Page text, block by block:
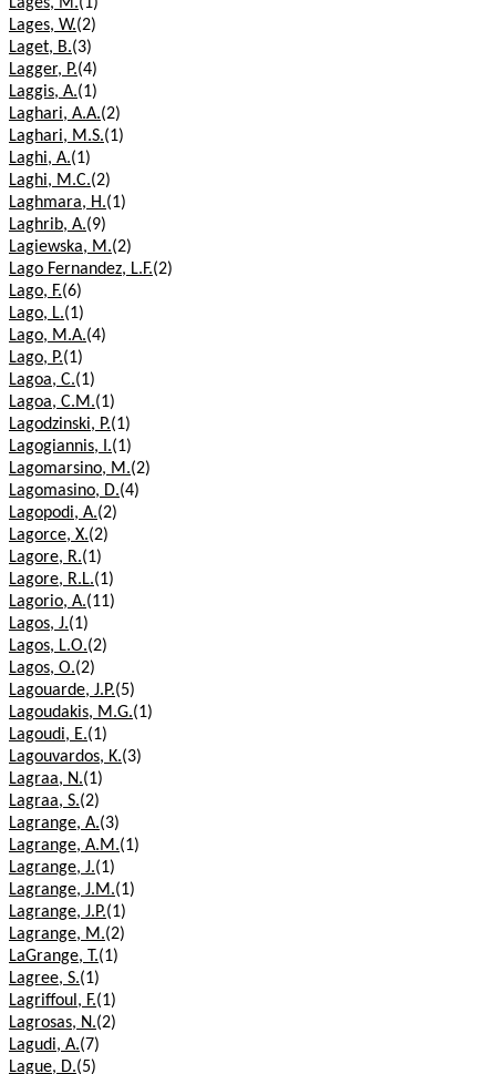
Lages, W.(2)
Laget, B.(3)
Lagger, P.(4)
Laggis, A.(1)
Laghari, A.A.(2)
Laghari, M.S.(1)
Laghi, A.(1)
Laghi, M.C.(2)
Laghmara, H.(1)
Laghrib, A.(9)
Lagiewska, M.(2)
Lago Fernandez, L.F.(2)
Lago, F.(6)
Lago, L.(1)
Lago, M.A.(4)
Lago, P.(1)
Lagoa, C.(1)
Lagoa, C.M.(1)
Lagodzinski, P.(1)
Lagogiannis, I.(1)
Lagomarsino, M.(2)
Lagomasino, D.(4)
Lagopodi, A.(2)
Lagorce, X.(2)
Lagore, R.(1)
Lagore, R.L.(1)
Lagorio, A.(11)
Lagos, J.(1)
Lagos, L.O.(2)
Lagos, O.(2)
Lagouarde, J.P.(5)
Lagoudakis, M.G.(1)
Lagoudi, E.(1)
Lagouvardos, K.(3)
Lagraa, N.(1)
Lagraa, S.(2)
Lagrange, A.(3)
Lagrange, A.M.(1)
Lagrange, J.(1)
Lagrange, J.M.(1)
Lagrange, J.P.(1)
Lagrange, M.(2)
LaGrange, T.(1)
Lagree, S.(1)
Lagriffoul, F.(1)
Lagrosas, N.(2)
Lagudi, A.(7)
Lague, D.(5)